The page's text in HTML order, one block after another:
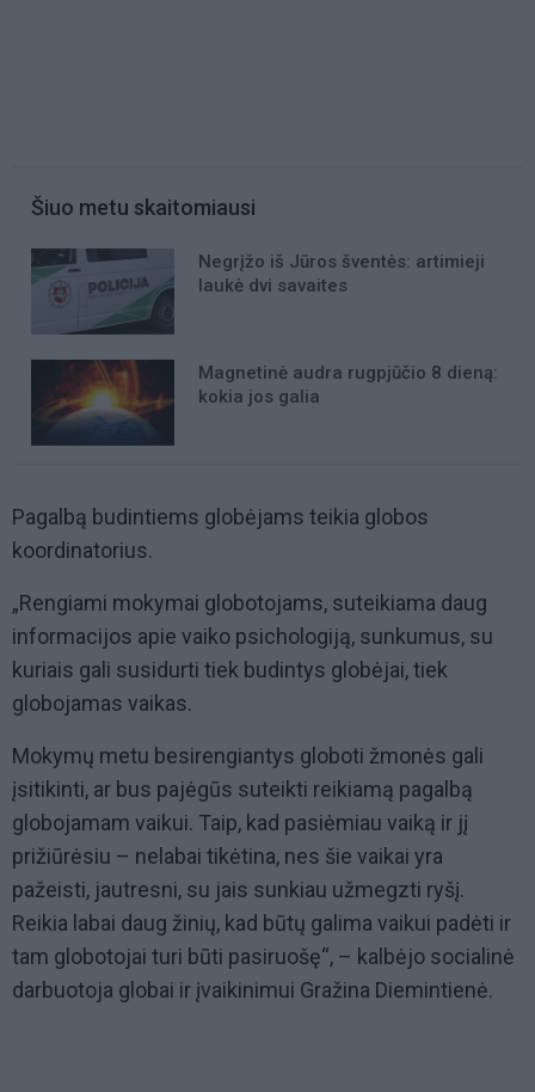
Šiuo metu skaitomiausi
Negrįžo iš Jūros šventės: artimieji
laukė dvi savaites
Magnetinė audra rugpjūčio 8 dieną:
kokia jos galia
Pagalbą budintiems globėjams teikia globos
koordinatorius.
„Rengiami mokymai globotojams, suteikiama daug
informacijos apie vaiko psichologiją, sunkumus, su
kuriais gali susidurti tiek budintys globėjai, tiek
globojamas vaikas.
Mokymų metu besirengiantys globoti žmonės gali
įsitikinti, ar bus pajėgūs suteikti reikiamą pagalbą
globojamam vaikui. Taip, kad pasiėmiau vaiką ir jį
prižiūrėsiu – nelabai tikėtina, nes šie vaikai yra
pažeisti, jautresni, su jais sunkiau užmegzti ryšį.
Reikia labai daug žinių, kad būtų galima vaikui padėti ir
tam globotojai turi būti pasiruošę“, – kalbėjo socialinė
darbuotoja globai ir įvaikinimui Gražina Diemintienė.